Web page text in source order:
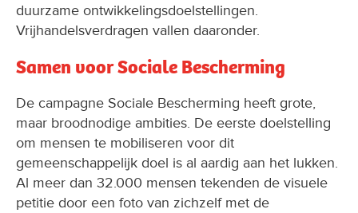
duurzame ontwikkelingsdoelstellingen.
Vrijhandelsverdragen vallen daaronder.
Samen voor Sociale Bescherming
De campagne Sociale Bescherming heeft grote,
maar broodnodige ambities. De eerste doelstelling
om mensen te mobiliseren voor dit
gemeenschappelijk doel is al aardig aan het lukken.
Al meer dan 32.000 mensen tekenden de visuele
petitie door een foto van zichzelf met de